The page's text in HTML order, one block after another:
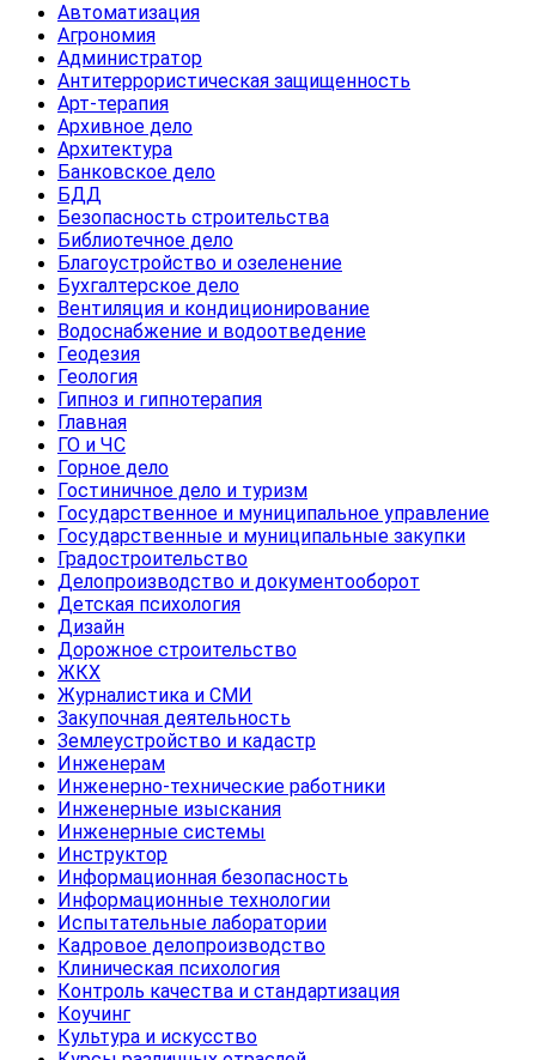
Автоматизация
Агрономия
Администратор
Антитеррористическая защищенность
Арт-терапия
Архивное дело
Архитектура
Банковское дело
БДД
Безопасность строительства
Библиотечное дело
Благоустройство и озеленение
Бухгалтерское дело
Вентиляция и кондиционирование
Водоснабжение и водоотведение
Геодезия
Геология
Гипноз и гипнотерапия
Главная
ГО и ЧС
Горное дело
Гостиничное дело и туризм
Государственное и муниципальное управление
Государственные и муниципальные закупки
Градостроительство
Делопроизводство и документооборот
Детская психология
Дизайн
Дорожное строительство
ЖКХ
Журналистика и СМИ
Закупочная деятельность
Землеустройство и кадастр
Инженерам
Инженерно-технические работники
Инженерные изыскания
Инженерные системы
Инструктор
Информационная безопасность
Информационные технологии
Испытательные лаборатории
Кадровое делопроизводство
Клиническая психология
Контроль качества и стандартизация
Коучинг
Культура и искусство